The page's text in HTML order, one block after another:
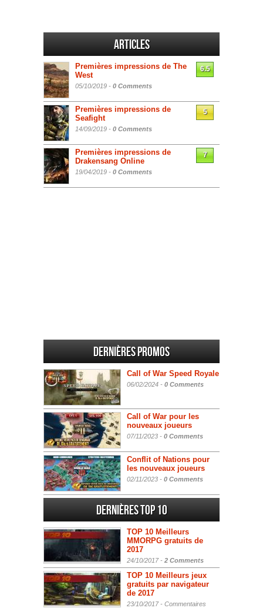
Articles
Premières impressions de The
West
05/10/2019 - 0 Comments
6.5
Premières impressions de
Seafight
14/09/2019 - 0 Comments
5
Premières impressions de
Drakensang Online
19/04/2019 - 0 Comments
7
Dernières promos
Call of War Speed Royale
06/02/2024 - 0 Comments
Call of War pour les
nouveaux joueurs
07/11/2023 - 0 Comments
Conflit of Nations pour
les nouveaux joueurs
02/11/2023 - 0 Comments
Dernières Top 10
TOP 10 Meilleurs
MMORPG gratuits de
2017
24/10/2017 - 2 Comments
TOP 10 Meilleurs jeux
gratuits par navigateur
de 2017
23/10/2017 - Commentaires